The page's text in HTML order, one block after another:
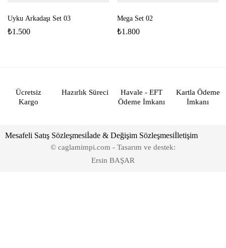
Uyku Arkadaşı Set 03
₺1.500
Mega Set 02
₺1.800
Ücretsiz
Kargo
Hazırlık Süreci
Havale - EFT
Ödeme İmkanı
Kartla Ödeme
İmkanı
Mesafeli Satış Sözleşmesiİade & Değişim Sözleşmesiİletişim
© caglamimpi.com - Tasarım ve destek:
Ersin BAŞAR